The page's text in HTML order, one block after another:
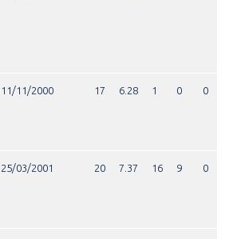
11/11/2000 17 6.28 1 0 0
25/03/2001 20 7.37 16 9 0